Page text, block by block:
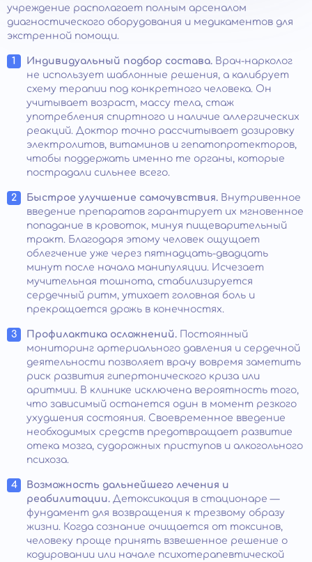
учреждение располагает полным арсеналом
диагностического оборудования и медикаментов для
экстренной помощи.
Индивидуальный подбор состава. Врач-нарколог
не использует шаблонные решения, а калибрует
схему терапии под конкретного человека. Он
учитывает возраст, массу тела, стаж
употребления спиртного и наличие аллергических
реакций. Доктор точно рассчитывает дозировку
электролитов, витаминов и гепатопротекторов,
чтобы поддержать именно те органы, которые
пострадали сильнее всего.
Быстрое улучшение самочувствия. Внутривенное
введение препаратов гарантирует их мгновенное
попадание в кровоток, минуя пищеварительный
тракт. Благодаря этому человек ощущает
облегчение уже через пятнадцать-двадцать
минут после начала манипуляции. Исчезает
мучительная тошнота, стабилизируется
сердечный ритм, утихает головная боль и
прекращается дрожь в конечностях.
Профилактика осложнений.
Постоянный
мониторинг артериального давления и сердечной
деятельности позволяет врачу вовремя заметить
риск развития гипертонического криза или
аритмии. В клинике исключена вероятность того,
что зависимый останется один в момент резкого
ухудшения состояния. Своевременное введение
необходимых средств предотвращает развитие
отека мозга, судорожных приступов и алкогольного
психоза.
Возможность дальнейшего лечения и
реабилитации. Детоксикация в стационаре —
фундамент для возвращения к трезвому образу
жизни. Когда сознание очищается от токсинов,
человеку проще принять взвешенное решение о
кодировании или начале психотерапевтической